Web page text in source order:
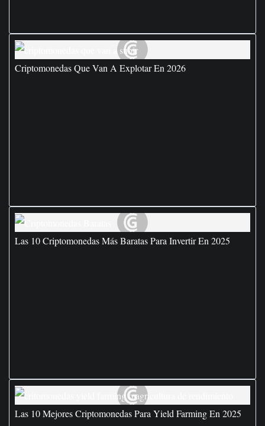
Criptomonedas Que Van A Explotar En 2026
Las 10 Criptomonedas Más Baratas Para Invertir En 2025
Las 10 Mejores Criptomonedas Para Yield Farming En 2025